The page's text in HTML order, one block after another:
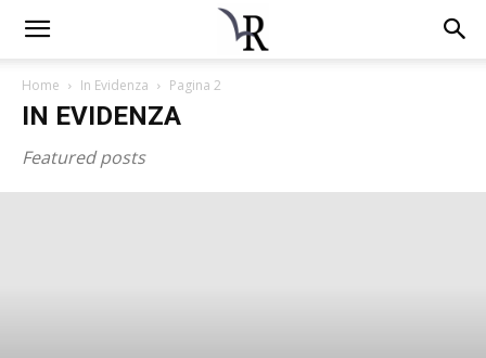
Home In Evidenza Pagina 2
IN EVIDENZA
Featured posts